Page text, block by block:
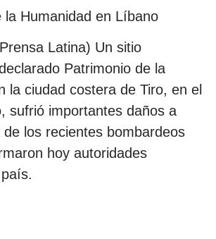
la Humanidad en Líbano
Latina) Un sitio
Patrimonio de la
la ciudad costera de Tiro, en el
sufrió importantes daños a
de los recientes bombardeos
hoy autoridades